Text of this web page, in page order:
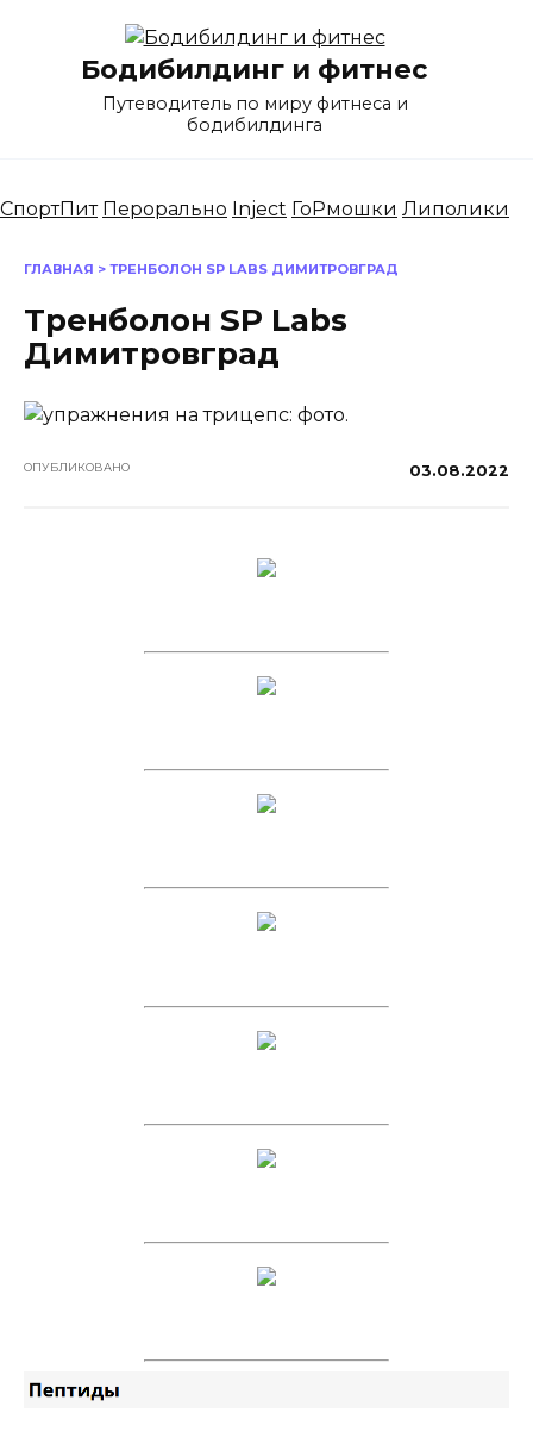
содержаниюБодибилдинг и фитнес
Путеводитель по миру фитнеса и
бодибилдинга
СпортПит Перорально Inject ГоРмошки Липолики
ГЛАВНАЯ > ТРЕНБОЛОН SP LABS ДИМИТРОВГРАД
Тренболон SP Labs
Димитровград
ОПУБЛИКОВАНО 03.08.2022